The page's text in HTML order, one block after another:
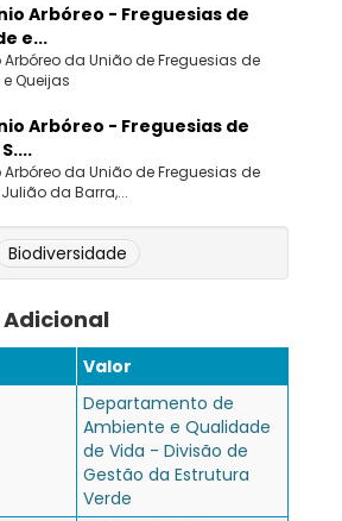
Arbóreo - Freguesias de
e...
da União de Freguesias de
Queijas
Arbóreo - Freguesias de
da União de Freguesias de
Julião da Barra,...
Biodiversidade
Valor
Departamento de
Ambiente e Qualidade
de Vida - Divisão de
Gestão da Estrutura
Verde